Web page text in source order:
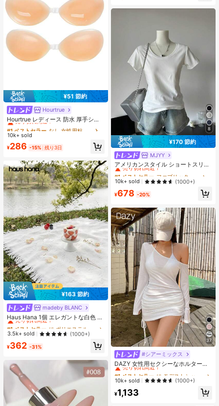
¥51 節約
Hourtrue
Hourtrue レディース 防水 厚手シリ
コン製 ニップルカバー 小さな胸用
リフトアップ＆プッシュイン ウェデ
#1 ベストセラー
売り切れ間近！
#1 ベストセラー
売り切れ間近！
#1 ベストセラー
売り切れ間近！
#1 ベストセラー
10k+ sold
¥286 -15% 残り3日
¥163 節約
madeby BLANC
Haus Hana 1個 エレガントな白色 ア
ウトドアキャンピングマット、ピク
ニックブランケット、ボヘミアンキ
ャンプラグ、ビーチタオル、家具カ
バー、多目的使用可能な両面ファブ
リックマット
#1 ベストセラー
売り切れ間近！
#1 ベストセラー
売り切れ間近！
#1 ベストセラー
売り切れ間近！
#1 ベストセラー
に ポリエステル ピクニックマット
売り切れ間近！
3.5k+ sold (1000+)
¥362 -31%
8
¥170 節約
MJYY
アメリカンスタイル ショートスリー
ブ クルーネック フィッテッド Tシャ
ツ レディース、春夏、新作ホワイト
カジュアルトップス
#1 ベストセラー
売り切れ間近！
#1 ベストセラー
売り切れ間近！
#1 ベストセラー
売り切れ間近！
#1 ベストセラー
売り切れ間近！
10k+ sold (1000+)
¥678 -20%
37
#シアーミックス
DAZY 女性用セクシーなホルターネ
ック リボン ストラップ ルーチェ シ
アー ビーチカバーアップ水着ラッ
プ、夏のY2Kロングスリーブ女性用
トップス オフショル
#1 ベストセラー
売り切れ間近！
#1 ベストセラー
売り切れ間近！
#1 ベストセラー
売り切れ間近！
#1 ベストセラー
売り切れ間近！
10k+ sold (1000+)
¥1,133